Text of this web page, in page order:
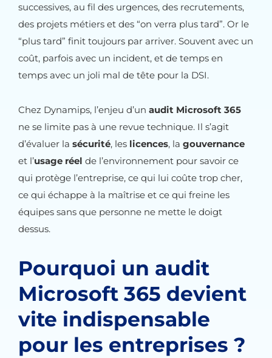
successives, au fil des urgences, des recrutements,
des projets métiers et des “on verra plus tard”. Or le
“plus tard” finit toujours par arriver. Souvent avec un
coût, parfois avec un incident, et de temps en
temps avec un joli mal de tête pour la DSI.
Chez Dynamips, l’enjeu d’un audit Microsoft 365
ne se limite pas à une revue technique. Il s’agit
d’évaluer la sécurité, les licences, la gouvernance
et l’usage réel de l’environnement pour savoir ce
qui protège l’entreprise, ce qui lui coûte trop cher,
ce qui échappe à la maîtrise et ce qui freine les
équipes sans que personne ne mette le doigt
dessus.
Pourquoi un audit
Microsoft 365 devient
vite indispensable
pour les entreprises ?